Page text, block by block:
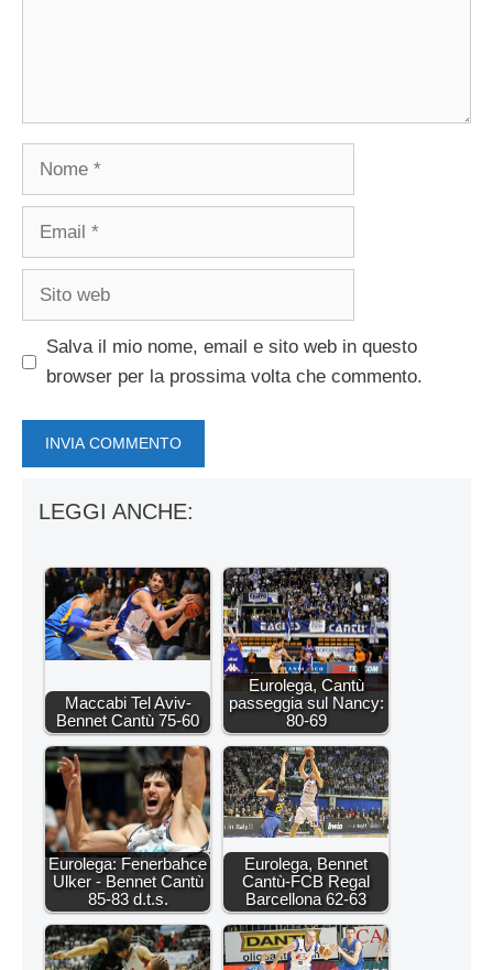
Nome
Email
Sito
Salva il mio nome, email e sito web in questo
browser per la prossima volta che commento.
LEGGI ANCHE:
Maccabi Tel Aviv-
Bennet Cantù 75-60
Eurolega, Cantù
passeggia sul Nancy:
80-69
Eurolega: Fenerbahce
Ulker - Bennet Cantù
85-83 d.t.s.
Eurolega, Bennet
Cantù-FCB Regal
Barcellona 62-63